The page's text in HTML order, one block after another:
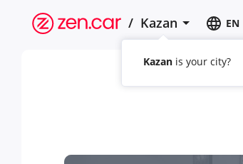
/ Kazan
Kazan is your city?
EN